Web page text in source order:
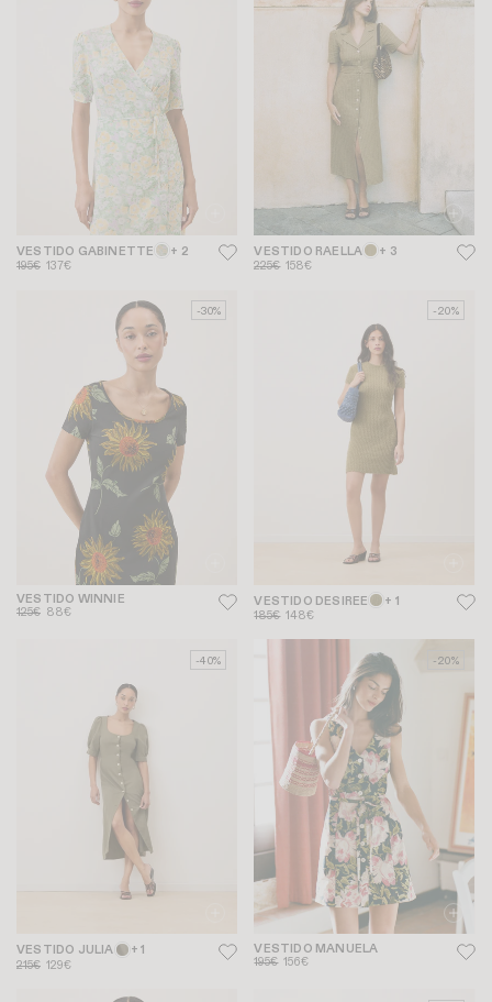
VESTIDO GABINETTE + 2
195€ 137€
VESTIDO RAELLA + 3
225€ 158€
-30%
VESTIDO WINNIE
125€ 88€
-20%
VESTIDO DESIREE + 1
185€ 148€
-40%
VESTIDO JULIA + 1
215€ 129€
-20%
VESTIDO MANUELA
195€ 156€